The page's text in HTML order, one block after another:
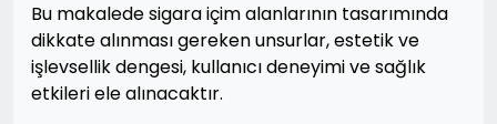
Bu makalede sigara içim alanlarının tasarımında
dikkate alınması gereken unsurlar, estetik ve
işlevsellik dengesi, kullanıcı deneyimi ve sağlık
etkileri ele alınacaktır.